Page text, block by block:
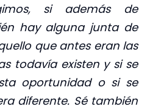
si además de
hay alguna junta de
que antes eran las
todavía existen y si se
oportunidad o si se
diferente. Sé también